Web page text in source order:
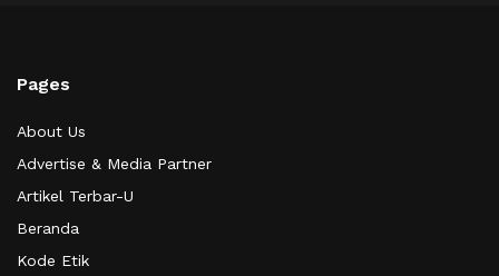
Pages
About Us
Advertise & Media Partner
Artikel Terbar-U
Beranda
Kode Etik